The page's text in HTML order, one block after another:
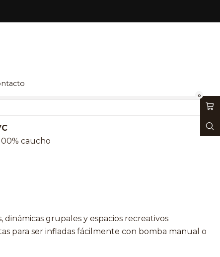
0
- Aromáticas
caucho
grupales y espacios recreativos
para ser infladas fácilmente con bomba manual o